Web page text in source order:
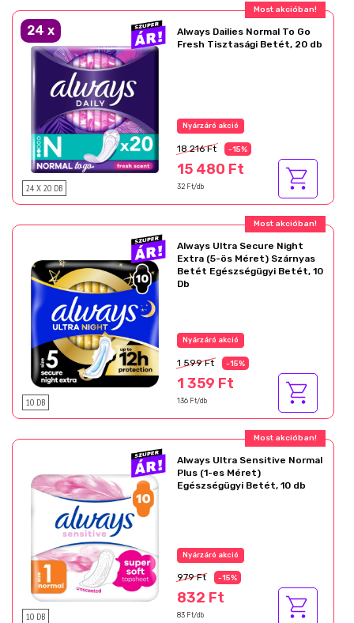
Most akcióban!
24 x
24 X 20 DB
Always Dailies Normal To Go
Fresh Tisztasági Betét, 20 db
Nyárzáró akció
18 216 Ft -15%
15 480 Ft
32 Ft/db
Most akcióban!
10 DB
Always Ultra Secure Night
Extra (5-ös Méret) Szárnyas
Betét Egészségügyi Betét, 10
Db
Nyárzáró akció
1 599 Ft -15%
1 359 Ft
136 Ft/db
Most akcióban!
10 DB
Always Ultra Sensitive Normal
Plus (1-es Méret)
Egészségügyi Betét, 10 db
Nyárzáró akció
979 Ft -15%
832 Ft
83 Ft/db